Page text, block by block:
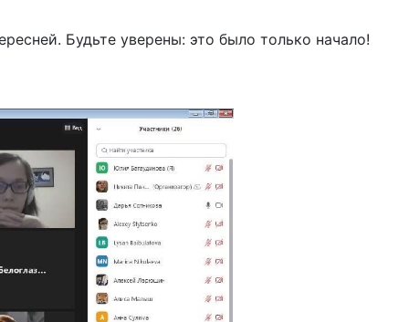
Будьте уверены: это было только начало!